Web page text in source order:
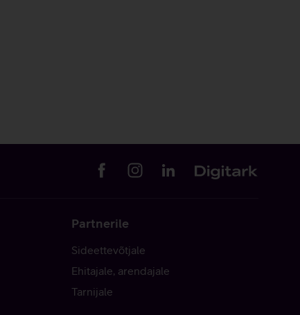
Partnerile
Sideettevõtjale
Ehitajale, arendajale
Tarnijale